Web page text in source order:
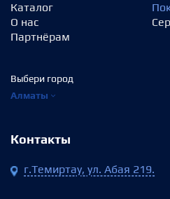
Каталог
О нас
Партнёрам
Выбери город
Алматы
Контакты
г.Темиртау, ул. Абая 219.